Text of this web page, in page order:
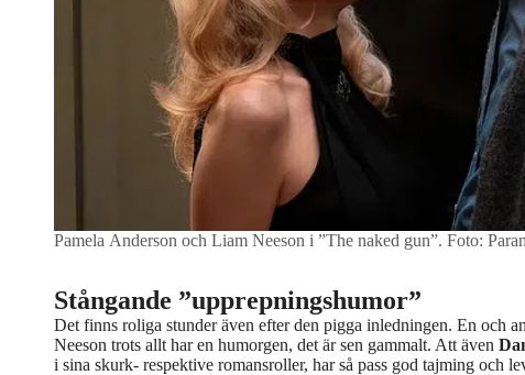
Pamela Anderson och Liam Neeson i ”The naked gun”. Foto:
Stångande ”upprepningshumor”
Det finns roliga stunder även efter den pigga inledningen. En och
Neeson trots allt har en humorgen, det är sen gammalt. Att även
i sina skurk- respektive romansroller, har så pass god tajming och